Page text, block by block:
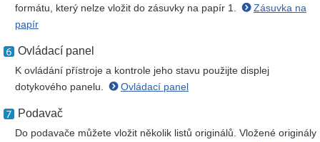
formátu, který nelze vložit do zásuvky na papír 1.
Zásuvka na
papír
Ovládací panel
K ovládání přístroje a kontrole jeho stavu použijte displej
dotykového panelu.
Ovládací panel
Podavač
Do podavače můžete vložit několik listů originálů. Vložené originály